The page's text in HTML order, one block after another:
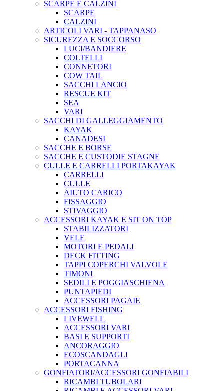
SCARPE E CALZINI
SCARPE
CALZINI
ARTICOLI VARI - TAPPANASO
SICUREZZA E SOCCORSO
LUCI/BANDIERE
COLTELLI
CONNETORI
COW TAIL
SACCHI LANCIO
RESCUE KIT
SEA
VARI
SACCHI DI GALLEGGIAMENTO
KAYAK
CANADESI
SACCHE E BORSE
SACCHE E CUSTODIE STAGNE
CULLE E CARRELLI PORTAKAYAK
CARRELLI
CULLE
AIUTO CARICO
FISSAGGIO
STIVAGGIO
ACCESSORI KAYAK E SIT ON TOP
STABILIZZATORI
VELE
MOTORI E PEDALI
DECK FITTING
TAPPI COPERCHI VALVOLE
TIMONI
SEDILI E POGGIASCHIENA
PUNTAPIEDI
ACCESSORI PAGAIE
ACCESSORI FISHING
LIVEWELL
ACCESSORI VARI
BASI E SUPPORTI
ANCORAGGIO
ECOSCANDAGLI
PORTACANNA
GONFIATORI/ACCESSORI GONFIABILI
RICAMBI TUBOLARI